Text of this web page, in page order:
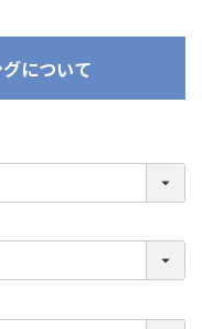
について